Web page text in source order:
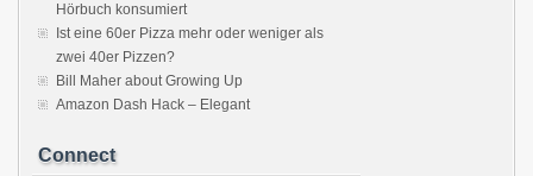
Hörbuch konsumiert
Ist eine 60er Pizza mehr oder weniger als
zwei 40er Pizzen?
Bill Maher about Growing Up
Amazon Dash Hack – Elegant
Connect